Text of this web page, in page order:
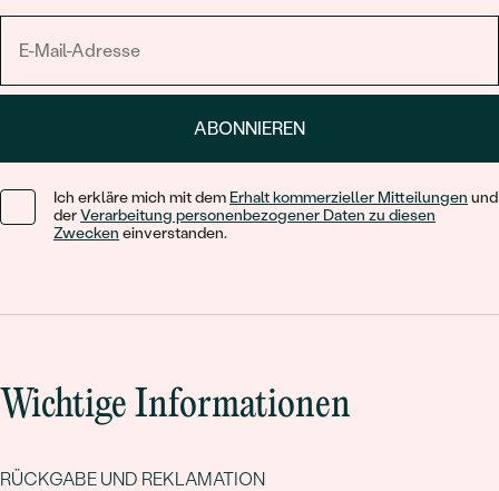
ABONNIEREN
Ich erkläre mich mit dem Erhalt kommerzieller Mitteilungen und
derVerarbeitung personenbezogener Daten zu diesen
Zwecken einverstanden.
Wichtige Informationen
RÜCKGABE UND REKLAMATION